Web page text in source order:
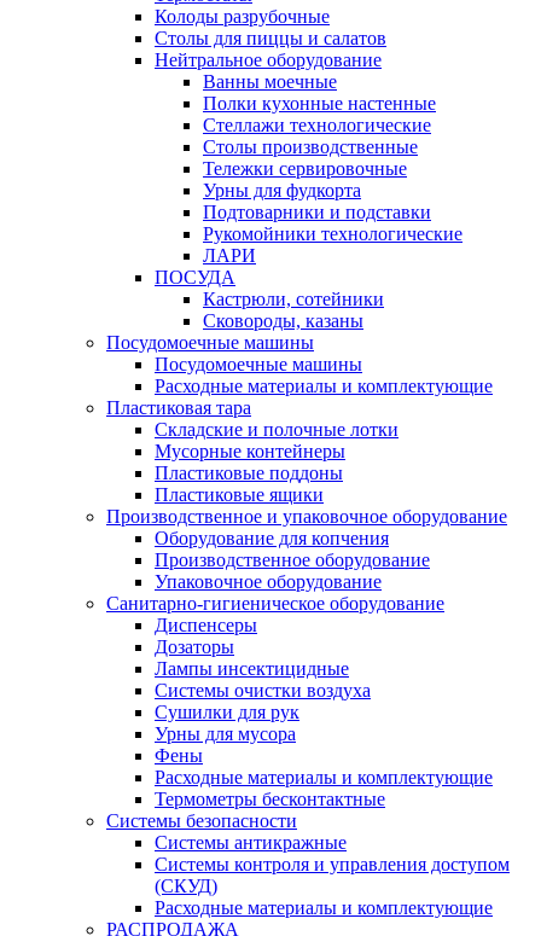
Колоды разрубочные
Столы для пиццы и салатов
Нейтральное оборудование
Ванны моечные
Полки кухонные настенные
Стеллажи технологические
Столы производственные
Тележки сервировочные
Урны для фудкорта
Подтоварники и подставки
Рукомойники технологические
ЛАРИ
ПОСУДА
Кастрюли, сотейники
Сковороды, казаны
Посудомоечные машины
Посудомоечные машины
Расходные материалы и комплектующие
Пластиковая тара
Складские и полочные лотки
Мусорные контейнеры
Пластиковые поддоны
Пластиковые ящики
Производственное и упаковочное оборудование
Оборудование для копчения
Производственное оборудование
Упаковочное оборудование
Санитарно-гигиеническое оборудование
Диспенсеры
Дозаторы
Лампы инсектицидные
Системы очистки воздуха
Сушилки для рук
Урны для мусора
Фены
Расходные материалы и комплектующие
Термометры бесконтактные
Системы безопасности
Системы антикражные
Системы контроля и управления доступом
(СКУД)
Расходные материалы и комплектующие
РАСПРОДАЖА